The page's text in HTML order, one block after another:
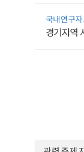
국내연구
경기지역